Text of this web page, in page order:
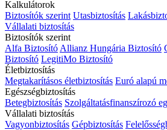
Kalkulátorok
Biztosítók szerint Utasbiztosítás
Vállalati biztosítás
Biztosítók szerint
Alfa Biztosító Allianz Hungária Biztosító
Biztosító LegitiMo Biztosító
Életbiztosítás
Megtakarításos életbiztosítás Euró alapú
Egészségbiztosítás
Betegbiztosítás Szolgáltatásfinanszírozó
Vállalati biztosítás
Vagyonbiztosítás Gépbiztosítás